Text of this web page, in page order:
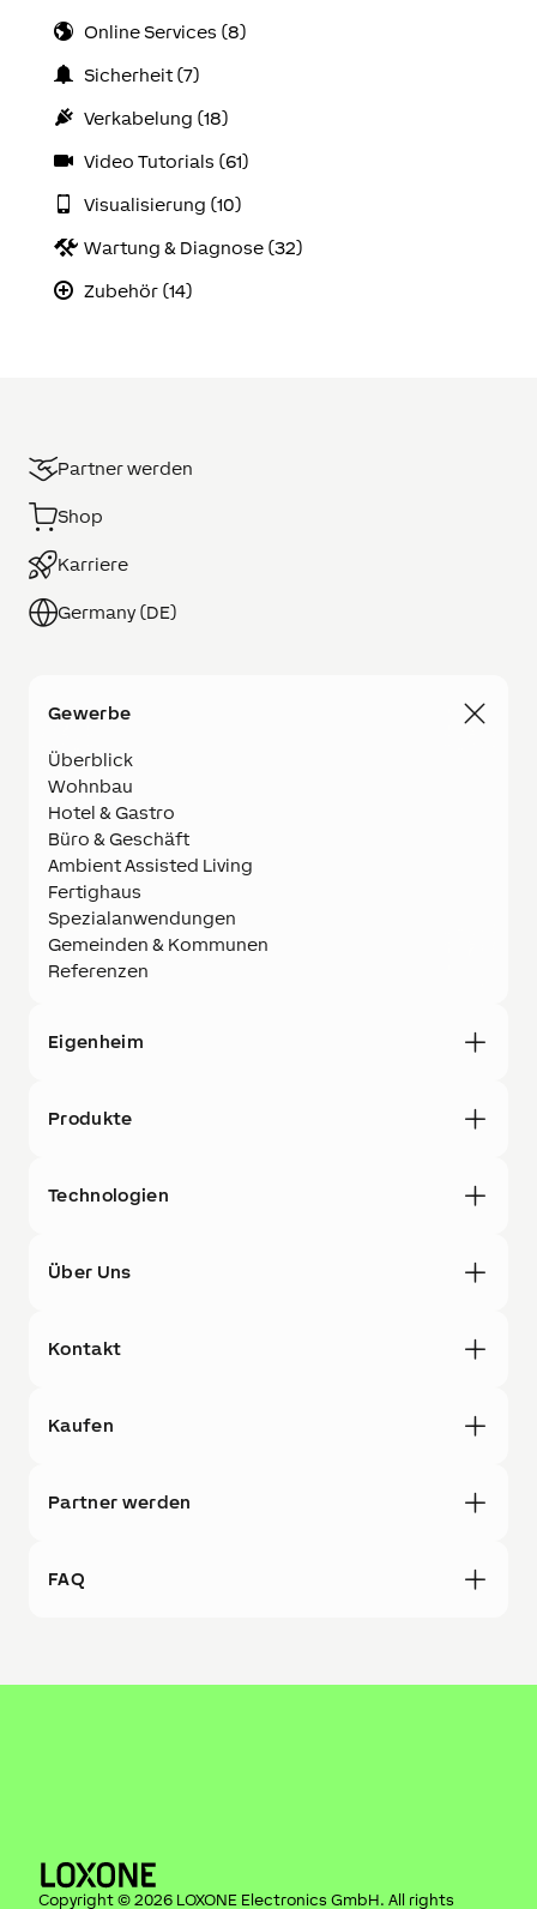
Online Services (8)
Sicherheit (7)
Verkabelung (18)
Video Tutorials (61)
Visualisierung (10)
Wartung & Diagnose (32)
Zubehör (14)
Partner werden
Shop
Karriere
Germany (DE)
Gewerbe
Überblick
Wohnbau
Hotel & Gastro
Büro & Geschäft
Ambient Assisted Living
Fertighaus
Spezialanwendungen
Gemeinden & Kommunen
Referenzen
Eigenheim
Produkte
Technologien
Über Uns
Kontakt
Kaufen
Partner werden
FAQ
Copyright © 2026 LOXONE Electronics GmbH. All rights